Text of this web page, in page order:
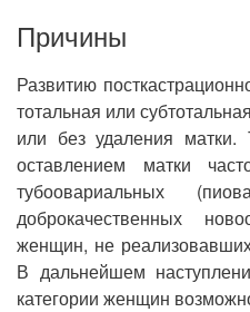
Причины
Развитию
тотальная или
или без удаления матки.
оставлением матки
тубоовариальных
доброкачественных
женщин, не
В дальнейшем
категории женщин